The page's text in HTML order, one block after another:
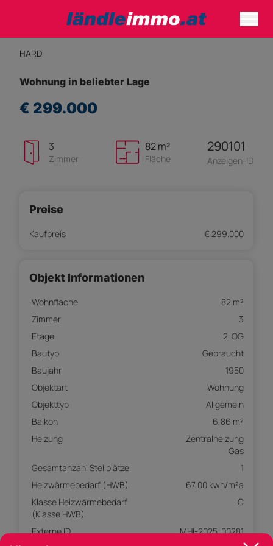
HARD
Wohnung in beliebter Lage
€ 299.000
3
Zimmer
82 m²
Fläche
290101
Anzeigen-ID
Preise
Kaufpreis € 299.000
Objekt Informationen
Wohnfläche
82 m²
Zimmer
3
Etage
2. OG
Bautyp
Gebraucht
Baujahr
1950
Objektart
Wohnung
Objekttyp
Allgemein
Balkon
6,86 m²
Heizung
Zentralheizung
Gas
Gesamtanzahl Stellplätze
1
Heizwärmebedarf (HWB)
67,00 kwh/m²a
Klasse Heizwärmebedarf
(Klasse HWB)
C
Externe ID
MHI-2025-00281